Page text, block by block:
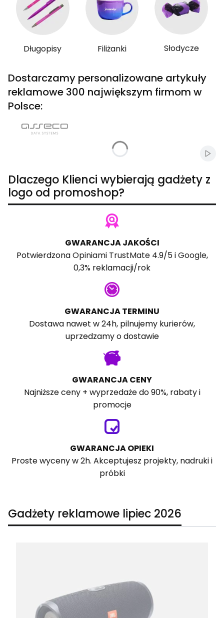
Długopisy Filiżanki Słodycze
Dostarczamy personalizowane artykuły
reklamowe 300 największym firmom w
Polsce:
Dlaczego Klienci wybierają gadżety z
logo od promoshop?
GWARANCJA JAKOŚCI
PotwierdzonaOpiniami TrustMate4.9/5 iGoogle,
0,3% reklamacji/rok
GWARANCJA TERMINU
Dostawa nawet w 24h, pilnujemy kurierów,
uprzedzamy o dostawie
GWARANCJA CENY
Najniższe ceny + wyprzedaże do 90%, rabaty i
promocje
GWARANCJA OPIEKI
Proste wyceny w 2h. Akceptujesz projekty, nadruki i
próbki
Gadżety reklamowe lipiec 2026